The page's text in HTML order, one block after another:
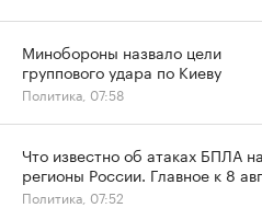
Минобороны назвало цели
группового удара по Киеву
Политика, 07:58
Что известно об атаках БПЛА на
регионы России. Главное к 8
Политика, 07:52